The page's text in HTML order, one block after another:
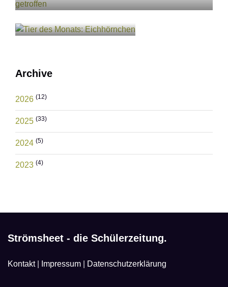
Eichhörnchen
Archive
2026 (12)
2025 (33)
2024 (5)
2023 (4)
Strömsheet - die Schülerzeitung.
Kontakt| Impressum Datenschutzerklärung